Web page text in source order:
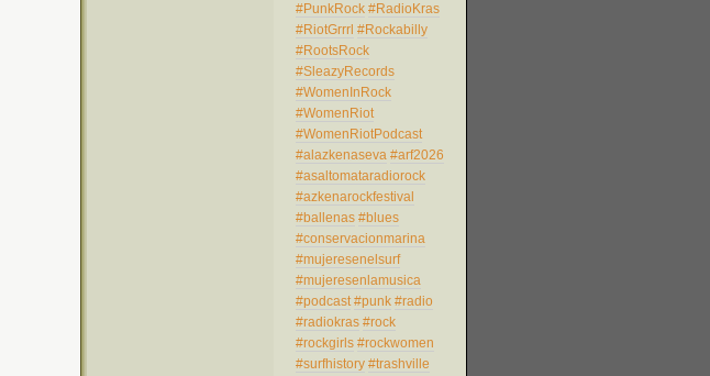
#PunkRock #RadioKras
#RiotGrrrl #Rockabilly
#RootsRock
#SleazyRecords
#WomenInRock
#WomenRiot
#WomenRiotPodcast
#alazkenaseva #arf2026
#asaltomataradiorock
#azkenarockfestival
#ballenas #blues
#conservacionmarina
#mujeresenelsurf
#mujeresenlamusica
#podcast #punk #radio
#radiokras #rock
#rockgirls #rockwomen
#surfhistory #trashville